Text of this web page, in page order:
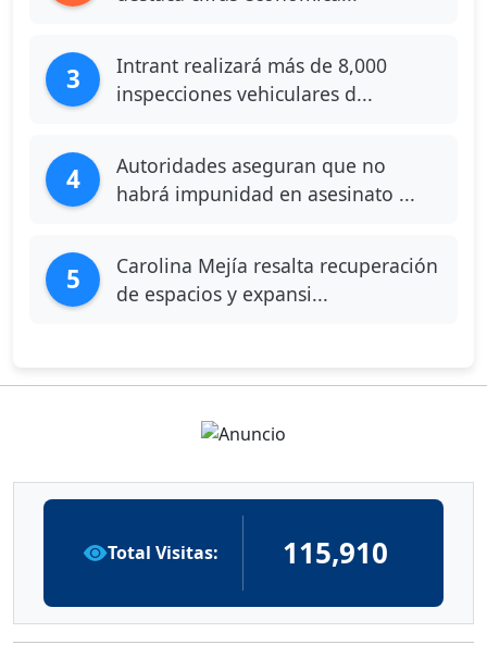
3
Intrant realizará más de 8,000
inspecciones vehiculares d...
4
Autoridades aseguran que no
habrá impunidad en asesinato ...
5
Carolina Mejía resalta recuperación
de espacios y expansi...
Total Visitas: 115,910